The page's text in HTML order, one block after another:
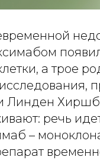
а трое
Линден
речь
–